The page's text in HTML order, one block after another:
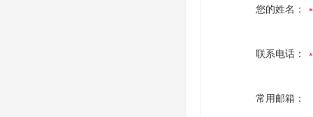
您的姓名：
联系电话：
常用邮箱：